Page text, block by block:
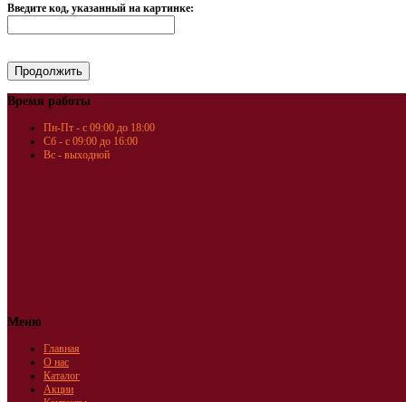
Введите код, указанный на картинке:
Время работы
Пн-Пт - с 09:00 до 18:00
Сб - с 09:00 до 16:00
Вс - выходной
Меню
Главная
О нас
Каталог
Акции